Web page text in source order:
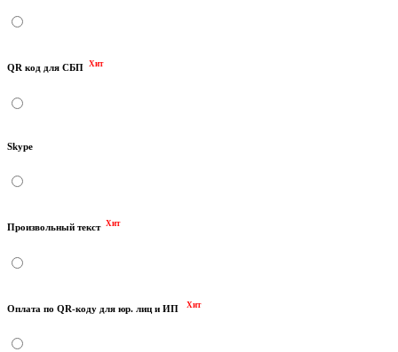
QR код для СБП Хит
Skype
Произвольный текст Хит
Оплата по QR-коду для юр. лиц и ИП Хит